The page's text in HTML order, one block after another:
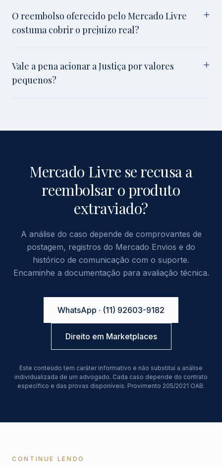
O reembolso oferecido pelo Mercado Livre
costuma cobrir o prejuízo real?
Vale a pena acionar a Justiça por valores
pequenos?
Mercado Livre se recusa a
reembolsar o produto
extraviado?
A análise do caso depende de comprovantes de
postagem, registros do Mercado Envios e do
histórico de comunicação com o suporte.
Encaminhe a documentação para avaliação técnica.
WhatsApp · (11) 92603-9182
Direito em Marketplaces
Este conteúdo tem caráter informativo e não substitui a análise
individualizada de um advogado. Cada caso depende do contrato
específico e das provas disponíveis. Provimento 205/2021 OAB.
CONTINUE LENDO